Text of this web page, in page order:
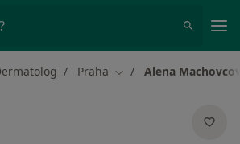
Praha Změna města
Alena